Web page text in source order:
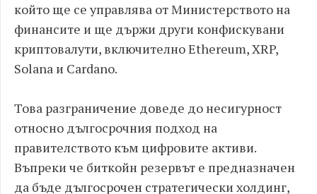
който ще се управлява от Министерството на
финансите и ще държи други конфискувани
криптовалути, включително Ethereum, XRP,
Solana и Cardano.
Това разграничение доведе до несигурност
относно дългосрочния подход на
правителството към цифровите активи.
Въпреки че биткойн резервът е предназначен
да бъде дългосрочен стратегически холдинг,